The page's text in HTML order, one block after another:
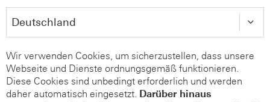
Wir verwenden Cookies, um sicherzustellen, dass unsere
Webseite und Dienste ordnungsgemäß funktionieren.
Diese Cookies sind unbedingt erforderlich und werden
daher automatisch eingesetzt. Darüber hinaus